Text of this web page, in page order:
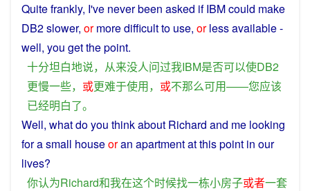
Quite frankly, I've neverbeen asked if IBMcould make
DB2slower, or moredifficultto use, or lessavailable-
well, you getthepoint.
十分坦白地说， 从来没人问过我IBM是否可以使DB2
更慢一些， 或更难于使用， 或不那么可用——您应该
已经明白了。
Well, what doyou thinkabout Richard and me looking
forasmall houseoran apartmentatthispoint in our
lives?
你认为Richard和我在这个时候找一栋小房子或者一套